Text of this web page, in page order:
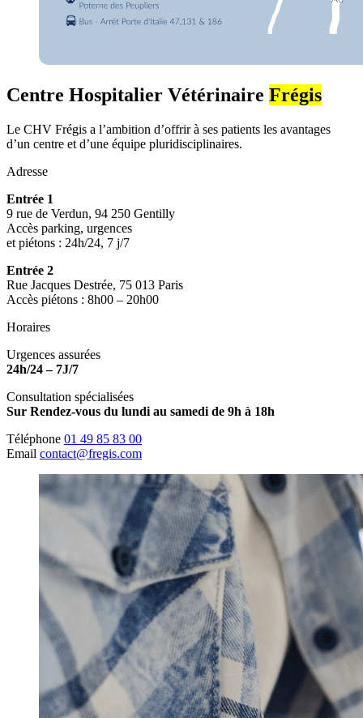
Centre Hospitalier Vétérinaire Frégis
Le CHV Frégis a l’ambition d’offrir à ses patients les avantages
d’un centre et d’une équipe pluridisciplinaires.
Adresse
Entrée 1
9 rue de Verdun, 94 250 Gentilly
Accès parking, urgences
et piétons : 24h/24, 7 j/7
Entrée 2
Rue Jacques Destrée, 75 013 Paris
Accès piétons : 8h00 – 20h00
Horaires
Urgences assurées
24h/24 – 7J/7
Consultation spécialisées
Sur Rendez-vous du lundi au samedi de 9h à 18h
Téléphone 01 49 85 83 00
Email contact@fregis.com